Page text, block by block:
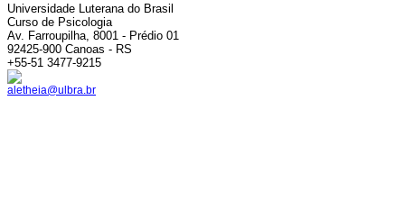
Universidade Luterana do Brasil
Curso de Psicologia
Av. Farroupilha, 8001 - Prédio 01
92425-900 Canoas - RS
+55-51 3477-9215
aletheia@ulbra.br